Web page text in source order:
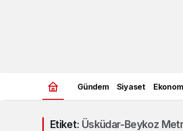
Gündem Siyaset
Etiket: Üsküdar-Beykoz